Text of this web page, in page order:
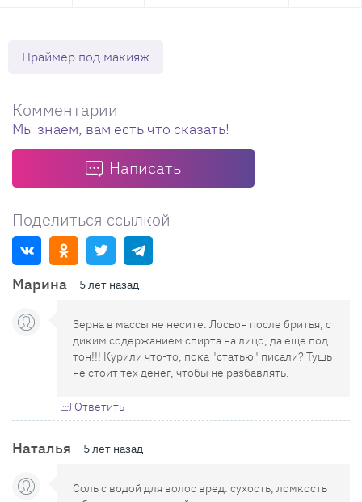
Праймер под макияж
Комментарии
Мы знаем, вам есть что сказать!
Написать
Поделиться ссылкой
Марина 5 лет назад
Зерна в массы не несите. Лосьон после бритья, с
диким содержанием спирта на лицо, да еще под
тон!!! Курили что-то, пока "статью" писали? Тушь
не стоит тех денег, чтобы не разбавлять.
Ответить
Наталья 5 лет назад
Соль с водой для волос вред: сухость, ломкость